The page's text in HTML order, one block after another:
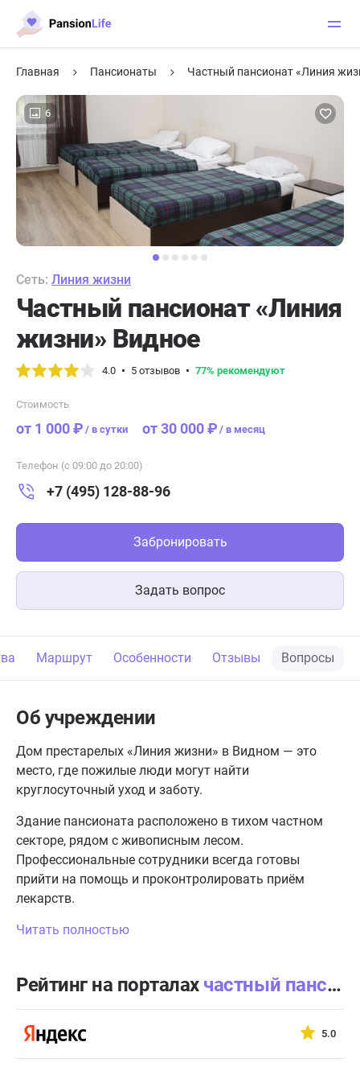
Главная Пансионаты Частный пансионат «Линия
6
Сеть: Линия жизни
Частный пансионат «Линия
жизни» Видное
4.0 5 отзывов 77% рекомендуют
Стоимость
от 1 000 ₽ / в сутки от 30 000 ₽ / в месяц
Телефон (с 09:00 до 20:00)
+7 (495) 128-88-96
Забронировать
Задать вопрос
Маршрут Особенности Отзывы Вопросы
Об учреждении
Дом престарелых «Линия жизни» в Видном — это
место, где пожилые люди могут найти
круглосуточный уход и заботу.
Здание пансионата расположено в тихом частном
секторе, рядом с живописным лесом.
Профессиональные сотрудники всегда готовы
прийти на помощь и проконтролировать приём
лекарств.
Читать полностью
Рейтинг на порталах частный пансионат «Линия жизни» Видное
5.0